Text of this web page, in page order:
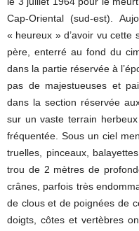
Cap-Oriental (sud-est).
« heureux » d’avoir vu cette
père, enterré au fond du
dans la partie réservée à
pas de majestueuses et
dans la section réservée
sur un vaste terrain
fréquentée. Sous un ciel
truelles, pinceaux,
trou de 2 mètres de
crânes, parfois très
de clous et de poignées de
doigts, côtes et vertèbres